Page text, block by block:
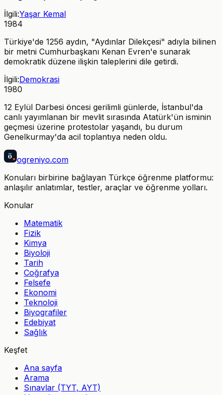
İlgili:Yaşar Kemal
1984
Türkiye'de 1256 aydın, "Aydınlar Dilekçesi" adıyla bilinen
bir metni Cumhurbaşkanı Kenan Evren'e sunarak
demokratik düzene ilişkin taleplerini dile getirdi.
İlgili:Demokrasi
1980
12 Eylül Darbesi öncesi gerilimli günlerde, İstanbul'da
canlı yayımlanan bir mevlit sırasında Atatürk'ün isminin
geçmesi üzerine protestolar yaşandı, bu durum
Genelkurmay'da acil toplantıya neden oldu.
ö ogreniyo.com
Konuları birbirine bağlayan Türkçe öğrenme platformu:
anlaşılır anlatımlar, testler, araçlar ve öğrenme yolları.
Konular
Matematik
Fizik
Kimya
Biyoloji
Tarih
Coğrafya
Felsefe
Ekonomi
Teknoloji
Biyografiler
Edebiyat
Sağlık
Keşfet
Ana sayfa
Arama
Sınavlar (TYT, AYT)